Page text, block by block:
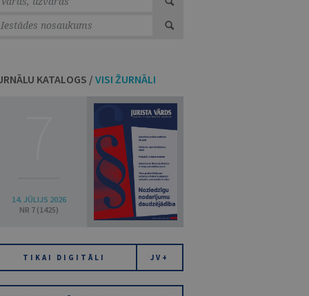
KATALOGS /VISI ŽURNĀLI
14. JŪLIJS 2026
NR 7 (1425)
TIKAI DIGITĀLI JV+